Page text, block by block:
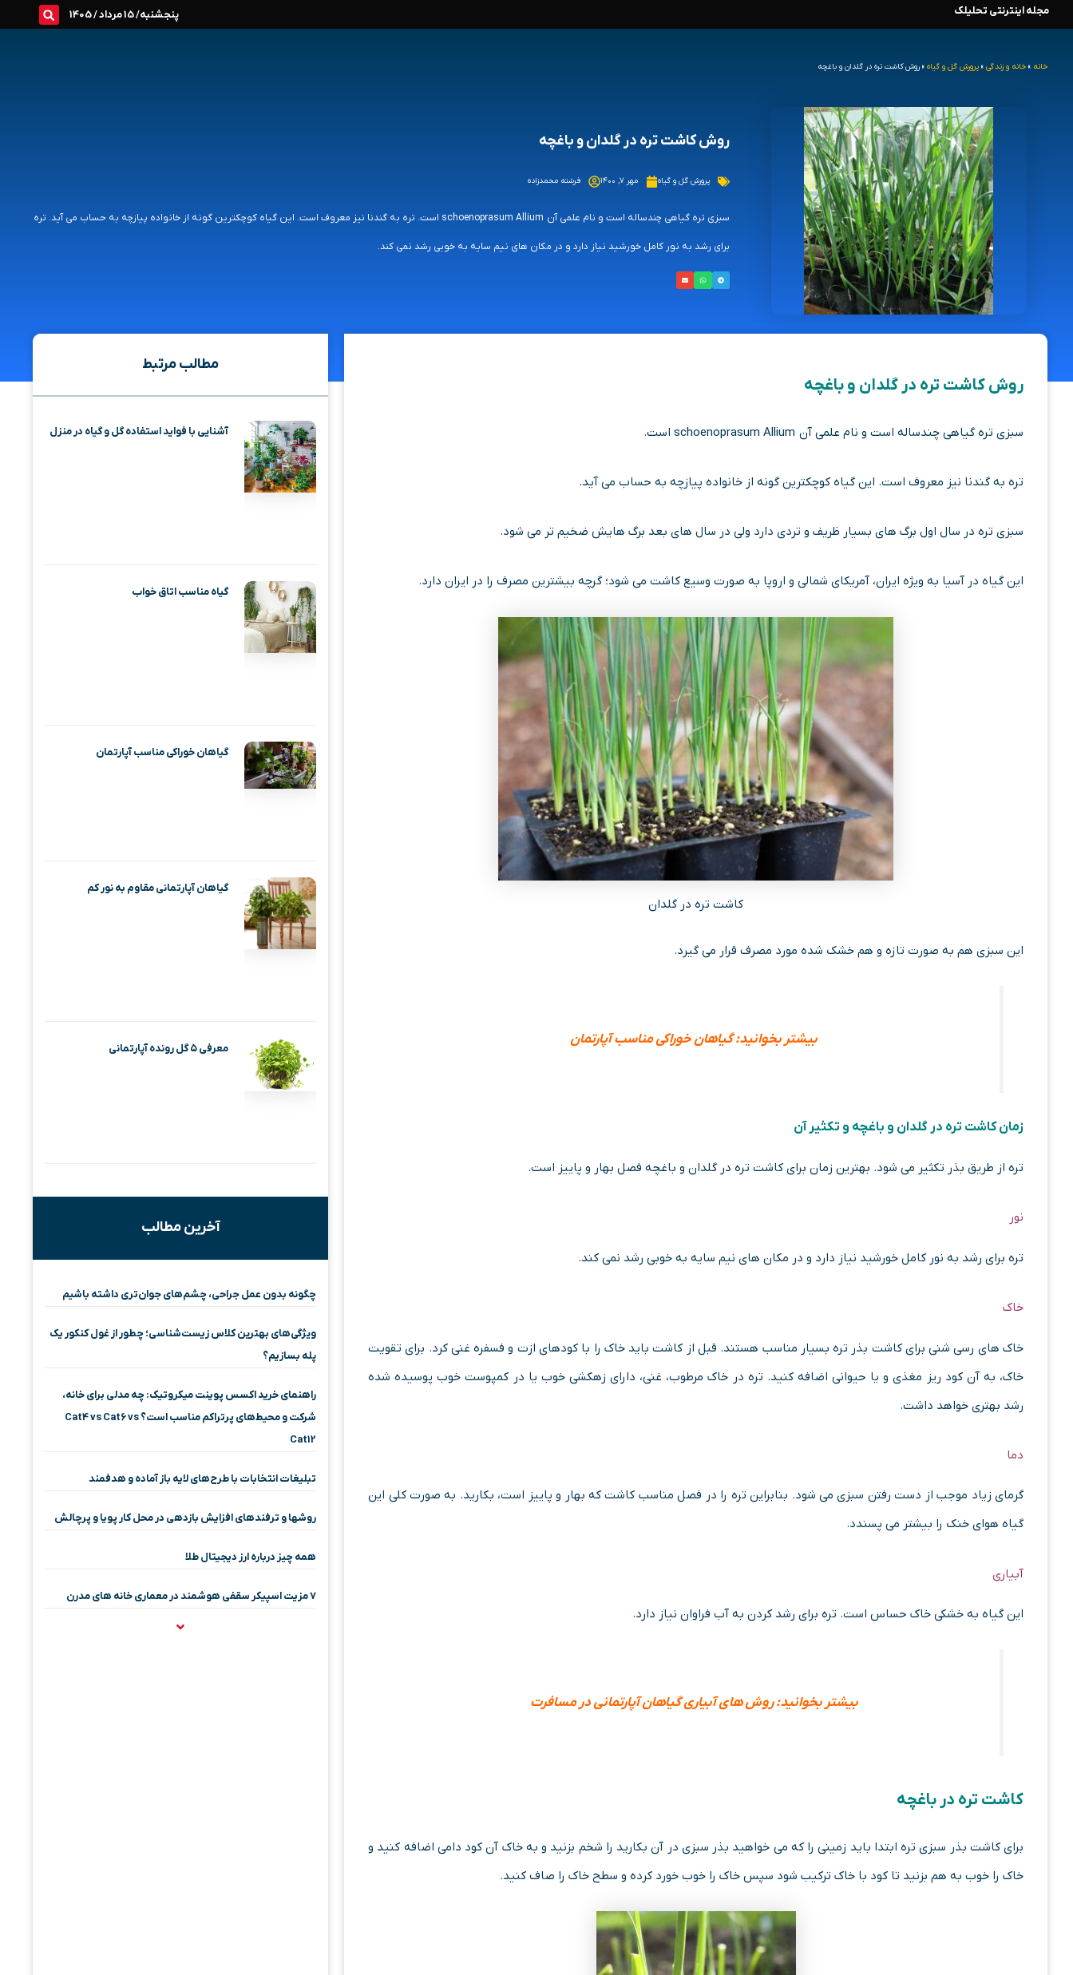
محتوا
مجله اینترنتی تحلیلک پنجشنبه/ 15 مرداد / 1405
خانه » خانه و زندگی » پرورش گل و گیاه » روش کاشت تره در گلدان و باغچه
روش کاشت تره در گلدان و باغچه
پرورش گل و گیاه مهر ۷, ۱۴۰۰ فرشته محمدزاده
سبزی تره گیاهی چندساله است و نام علمی آن schoenoprasum Allium است. تره به گندنا نیز معروف است. این گیاه کوچکترین گونه از خانواده پیازچه به حساب می آید. تره
برای رشد به نور کامل خورشید نیاز دارد و در مکان های نیم سایه به خوبی رشد نمی کند.
روش کاشت تره در گلدان و باغچه
سبزی تره گیاهی چندساله است و نام علمی آن schoenoprasum Allium است.
تره به گندنا نیز معروف است. این گیاه کوچکترین گونه از خانواده پیازچه به حساب می آید.
سبزی تره در سال اول برگ های بسیار ظریف و تردی دارد ولی در سال های بعد برگ هایش ضخیم تر می شود.
این گیاه در آسیا به ویژه ایران، آمریکای شمالی و اروپا به صورت وسیع کاشت می شود؛ گرچه بیشترین مصرف را در ایران دارد.
کاشت تره در گلدان
این سبزی هم به صورت تازه و هم خشک شده مورد مصرف قرار می گیرد.
بیشتر بخوانید: گیاهان خوراکی مناسب آپارتمان
زمان کاشت تره در گلدان و باغچه و تکثیر آن
تره از طریق بذر تکثیر می شود. بهترین زمان برای کاشت تره در گلدان و باغچه فصل بهار و پاییز است.
نور
تره برای رشد به نور کامل خورشید نیاز دارد و در مکان های نیم سایه به خوبی رشد نمی کند.
خاک
خاک های رسی شنی برای کاشت بذر تره بسیار مناسب هستند. قبل از کاشت باید خاک را با کودهای ازت و فسفره غنی کرد. برای تقویت
خاک، به آن کود ریز مغذی و یا حیوانی اضافه کنید. تره در خاک مرطوب، غنی، دارای زهکشی خوب یا در کمپوست خوب پوسیده شده
رشد بهتری خواهد داشت.
دما
گرمای زیاد موجب از دست رفتن سبزی می شود. بنابراین تره را در فصل مناسب کاشت که بهار و پاییز است، بکارید. به صورت کلی این
گیاه هوای خنک را بیشتر می پسندد.
آبیاری
این گیاه به خشکی خاک حساس است. تره برای رشد کردن به آب فراوان نیاز دارد.
بیشتر بخوانید: روش های آبیاری گیاهان آپارتمانی در مسافرت
کاشت تره در باغچه
برای کاشت بذر سبزی تره ابتدا باید زمینی را که می خواهید بذر سبزی در آن بکارید را شخم بزنید و به خاک آن کود دامی اضافه کنید و
خاک را خوب به هم بزنید تا کود با خاک ترکیب شود سپس خاک را خوب خورد کرده و سطح خاک را صاف کنید.
مطالب مرتبط
آشنایی با فواید استفاده گل و گیاه در منزل
گیاه مناسب اتاق خواب
گیاهان خوراکی مناسب آپارتمان
گیاهان آپارتمانی مقاوم به نور کم
معرفی ۵ گل رونده آپارتمانی
آخرین مطالب
چگونه بدون عمل جراحی، چشم‌های جوان‌تری داشته باشیم
ویژگی‌های بهترین کلاس زیست‌شناسی؛ چطور از غول کنکور یک
پله بسازیم؟
راهنمای خرید اکسس پوینت میکروتیک: چه مدلی برای خانه،
شرکت و محیط‌های پرتراکم مناسب است؟ Cat4 vs Cat6 vs
Cat12
تبلیغات انتخابات با طرح‌های لایه باز آماده و هدفمند
روشها و ترفندهای افزایش بازدهی در محل کار پویا و پرچالش
همه چیز درباره ارز دیجیتال طلا
۷ مزیت اسپیکر سقفی هوشمند در معماری خانه‌ های مدرن